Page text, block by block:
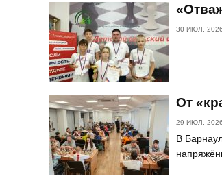
30 ИЮЛ.
От
29 ИЮЛ.
В